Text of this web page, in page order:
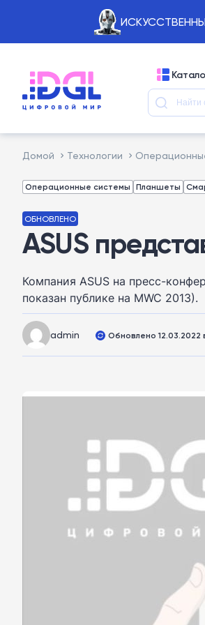
Домой Технологии
Операционные системы Планшеты
ОБНОВЛЕНО
ASUS
Компания ASUS на пресс-
показан публике на MWC 2013).
admin Обновлено 12.03.2022